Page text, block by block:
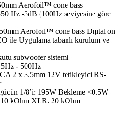
Aerofoil™ cone bass
Hz -3dB (100Hz seviyesine göre
Aerofoil™ cone bass Dijital ön
ile Uygulama tabanlı kurulum ve
subwoofer sistemi
- 500Hz
2 x 3.5mm 12V tetikleyici RS-
1/8’i: 195W Bekleme <0.5W
kOhm XLR: 20 kOhm